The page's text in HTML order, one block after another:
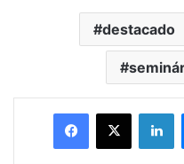
destacado